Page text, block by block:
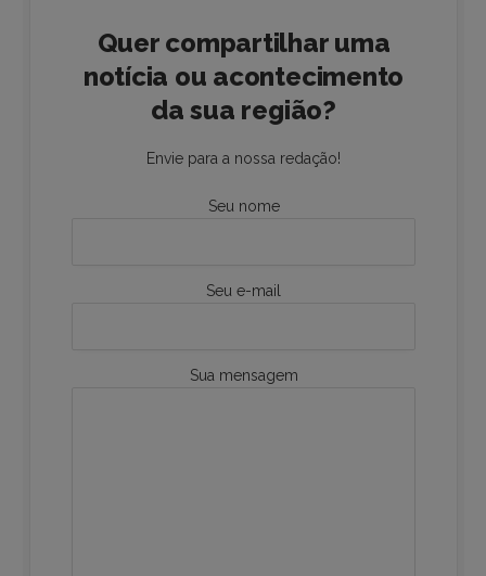
Quer compartilhar uma
notícia ou acontecimento
da sua região?
Envie para a nossa redação!
Seu nome
Seu e-mail
Sua mensagem